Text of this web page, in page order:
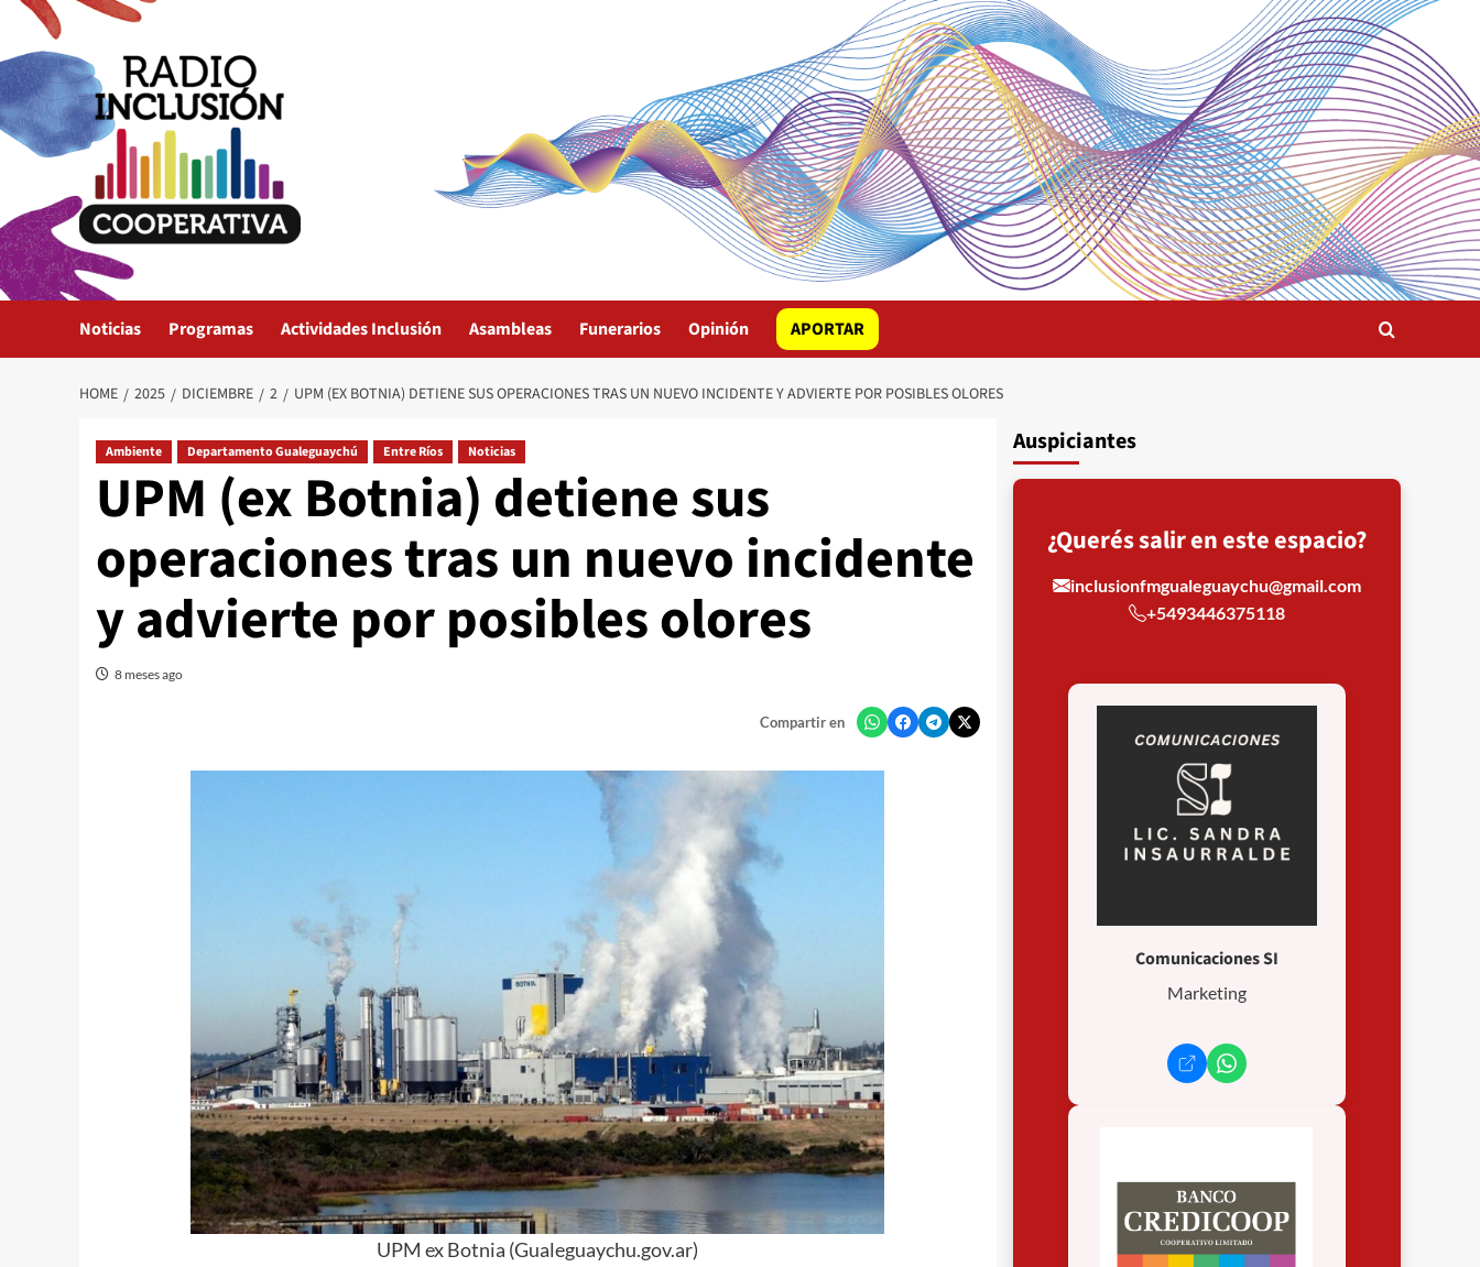
Skip
content
Noticias Programas Actividades Inclusión Asambleas Funerarios Opinión APORTAR
HOME 2025 DICIEMBRE 2 UPM (EX BOTNIA) DETIENE SUS OPERACIONES TRAS UN NUEVO INCIDENTE Y ADVIERTE POR POSIBLES OLORES
Ambiente Departamento Gualeguaychú Entre Ríos Noticias
UPM (ex Botnia) detiene sus
operaciones tras un nuevo incidente
y advierte por posibles olores
8 meses ago
Compartir en
UPM ex Botnia (Gualeguaychu.gov.ar)
Auspiciantes
¿Querés salir en este espacio?
inclusionfmgualeguaychu@gmail.com
+5493446375118
Comunicaciones SI
Marketing